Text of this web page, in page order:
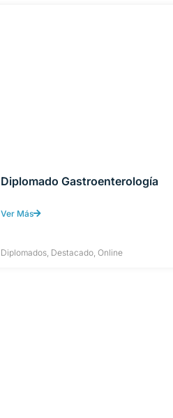
Diplomado Gastroenterología
Ver Más
Diplomados, Destacado,Online